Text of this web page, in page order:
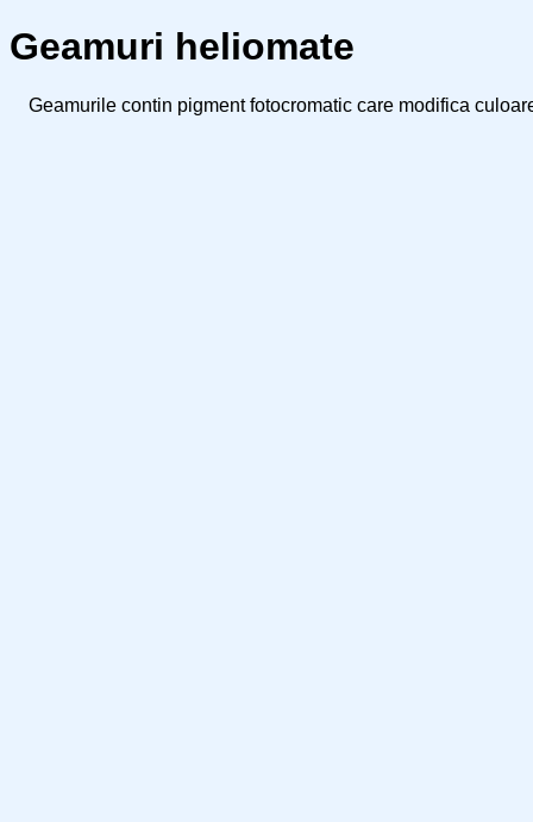
Geamuri heliomate
Geamurile contin pigment fotocromatic care modifica